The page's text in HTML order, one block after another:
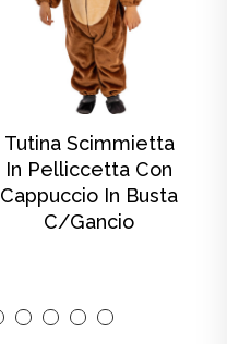
Tutina Scimmietta
In Pelliccetta Con
Cappuccio In Busta
C/gancio